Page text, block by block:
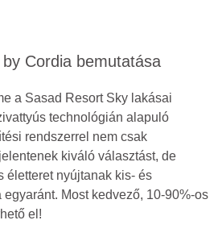
Cordia bemutatása
a Sasad Resort Sky lakásai
technológián alapuló
rendszerrel nem csak
kiváló választást, de
életteret nyújtanak kis- és
Most kedvező, 10-90%-os
el!